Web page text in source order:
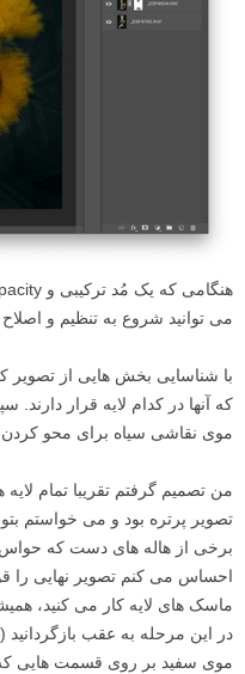
می توانید شروع به تنظیم و اصلاح
با شناسایی بخش هایی از تصویر
که آنها در کدام لایه قرار
موی نقاشی سیاه برای محو کردن
من تصمیم گرفتم تقریبا تمام
تصویر پرتره بود و می خواستم
برخی از هاله های دست که
احساس می کنم تصویر نهایی را
ماسک های لایه کار می کنید،
در این مرحله به عقب بازگردانید
موی سفید بر روی قسمت هایی که